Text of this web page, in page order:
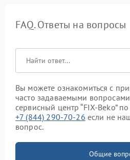
FAQ. Ответы на вопросы
Вы можете ознакомиться с
часто задаваемыми
сервисный центр “FIX-Beko”
+7 (844) 290-70-26 если не
вопрос.
Общие